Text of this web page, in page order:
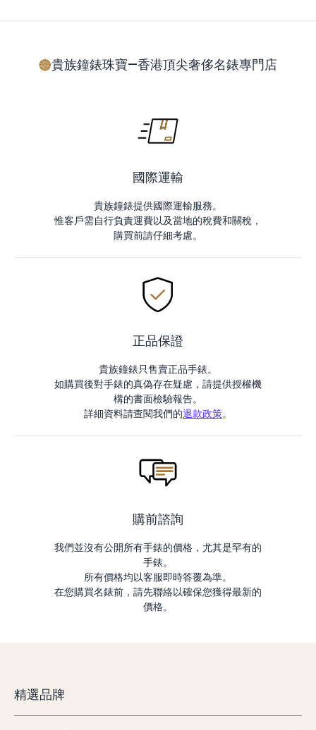
貴族鐘錶珠寶—香港頂尖奢侈名錶專門店
國際運輸
貴族鐘錶提供國際運輸服務。
惟客戶需自行負責運費以及當地的稅費和關稅，
購買前請仔細考慮。
正品保證
貴族鐘錶只售賣正品手錶。
如購買後對手錶的真偽存在疑慮，請提供授權機
構的書面檢驗報告。
詳細資料請查閱我們的退款政策。
購前諮詢
我們並沒有公開所有手錶的價格，尤其是罕有的
手錶。
所有價格均以客服即時答覆為準。
在您購買名錶前，請先聯絡以確保您獲得最新的
價格。
精選品牌